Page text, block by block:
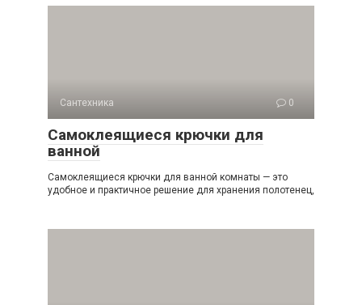
Сантехника 0
Самоклеящиеся крючки для
ванной
Самоклеящиеся крючки для ванной комнаты — это
удобное и практичное решение для хранения полотенец,